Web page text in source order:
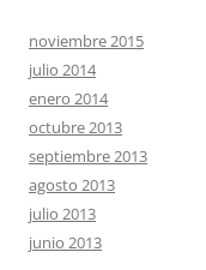
noviembre 2015
julio 2014
enero 2014
octubre 2013
septiembre 2013
agosto 2013
julio 2013
junio 2013